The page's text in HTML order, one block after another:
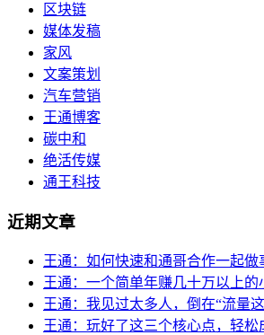
区块链
媒体发稿
家风
文案策划
汽车营销
王通博客
碳中和
绝活传媒
通王科技
近期文章
王通：如何快速和通哥合作一起做
王通：一个简单年赚几十万以上的
王通：我见过太多人，倒在“流量
王通：玩好了这三个核心点，轻松